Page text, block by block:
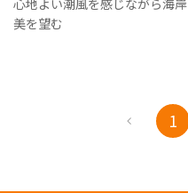
美を望む
1